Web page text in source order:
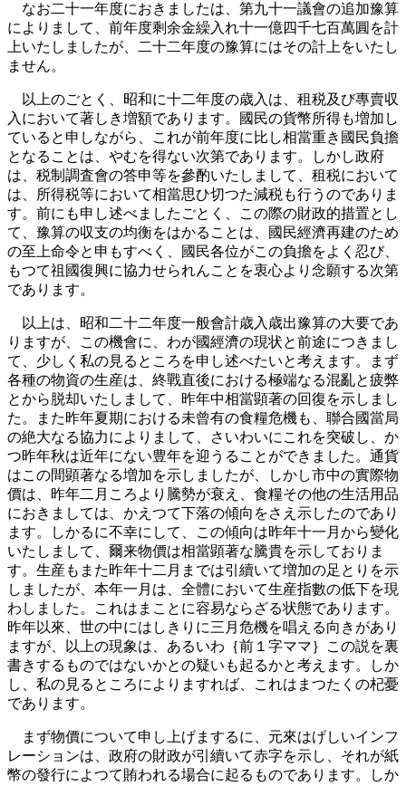
なお二十一年度におきましたは、第九十一議會の追加豫算
によりまして、前年度剩余金繰入れ十一億四千七百萬圓を計
上いたしましたが、二十二年度の豫算にはその計上をいたし
ません。
以上のごとく、昭和に十二年度の歳入は、租税及び專賣収
入において著しき増額であります。國民の貨幣所得も増加し
ていると申しながら、これが前年度に比し相當重き國民負擔
となることは、やむを得ない次第であります。しかし政府
は、税制調査會の答申等を參酌いたしまして、租税において
は、所得税等において相當思ひ切つた減税も行うのでありま
す。前にも申し述べましたごとく、この際の財政的措置とし
て、豫算の収支の均衡をはかることは、國民經濟再建のため
の至上命令と申もすべく、國民各位がこの負擔をよく忍び、
もつて祖國復興に協力せられんことを衷心より念願する次第
であります。
以上は、昭和二十二年度一般會計歳入歳出豫算の大要であ
りますが、この機會に、わが國經濟の現状と前途につきまし
て、少しく私の見るところを申し述べたいと考えます。まず
各種の物資の生産は、終戰直後における極端なる混亂と疲弊
とから脱却いたしまして、昨年中相當顕著の回復を示しまし
た。また昨年夏期における未曾有の食糧危機も、聯合國當局
の絶大なる協力によりまして、さいわいにこれを突破し、か
つ昨年秋は近年にない豊年を迎うることができました。通貨
はこの間顕著なる増加を示しましたが、しかし市中の實際物
價は、昨年二月ころより騰勢が衰え、食糧その他の生活用品
におきましては、かえつて下落の傾向をさえ示したのであり
ます。しかるに不幸にして、この傾向は昨年十一月から變化
いたしまして、爾来物價は相當顕著な騰貴を示しておりま
す。生産もまた昨年十二月までは引續いて増加の足とりを示
しましたが、本年一月は、全體において生産指數の低下を現
わしました。これはまことに容易ならざる状態であります。
昨年以來、世の中にはしきりに三月危機を唱える向きがあり
ますが、以上の現象は、あるいわ｛前１字ママ｝この説を裏
書きするものではないかとの疑いも起るかと考えます。しか
し、私の見るところによりますれば、これはまつたくの杞憂
であります。
まず物價について申し上げまするに、元來はげしいインフ
レーションは、政府の財政が引續いて赤字を示し、それが紙
幣の發行によつて賄われる場合に起るものであります。しか